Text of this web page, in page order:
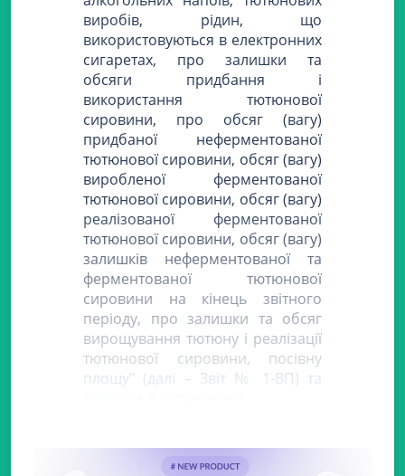
виробів, рідин, що
використовуються в електронних
сигаретах, про залишки та
обсяги придбання і
використання тютюнової
сировини, про обсяг (вагу)
придбаної неферментованої
тютюнової сировини, обсяг (вагу)
виробленої ферментованої
тютюнової сировини, обсяг (вагу)
реалізованої ферментованої
тютюнової сировини, обсяг (вагу)
залишків неферментованої та
ферментованої тютюнової
сировини на кінець звітного
періоду, про залишки та обсяг
вирощування тютюну і реалізації
тютюнової сировини, посівну
площу" (далі – Звіт № 1-ВП) та